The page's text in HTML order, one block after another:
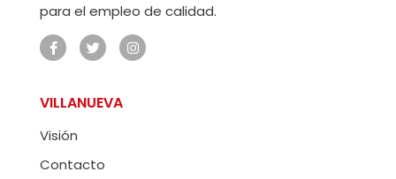
para el empleo de calidad.
VILLANUEVA
Visión
Contacto